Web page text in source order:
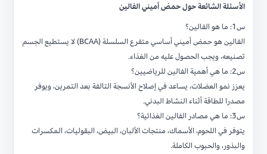
الأسئلة الشائعة حول حمض أميني الفالين
س1: ما هو الفالين؟
الفالين هو حمض أميني أساسي متفرع السلسلة (BCAA) لا يستطيع الجسم
تصنيعه، ويجب الحصول عليه من الغذاء.
س2: ما هي أهمية الفالين للرياضيين؟
يعزز نمو العضلات، يساعد في إصلاح الأنسجة التالفة بعد التمرين، ويوفر
مصدرا للطاقة أثناء النشاط البدني.
س3: ما هي مصادر الفالين الغذائية؟
يتوفر في اللحوم، الأسماك، منتجات الألبان، البيض، البقوليات، المكسرات
والبذور، والحبوب الكاملة.